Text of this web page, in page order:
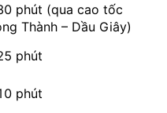
phút (qua cao tốc
Thành – Dầu Giây)
phút
phút